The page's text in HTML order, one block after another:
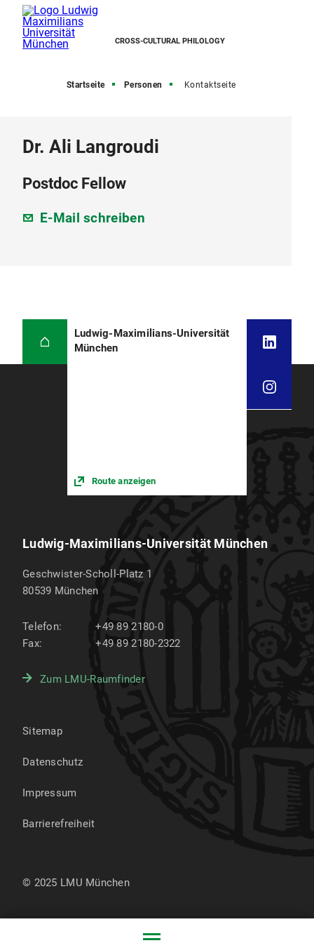
CROSS-CULTURAL PHILOLOGY
Startseite Personen Kontaktseite
Dr. Ali Langroudi
Postdoc Fellow
E-Mail schreiben
Ludwig-Maximilians-Universität
München
Route anzeigen
Ludwig-Maximilians-Universität München
Geschwister-Scholl-Platz 1
80539 München
Telefon:
+49 89 2180-0
Fax:
+49 89 2180-2322
Zum LMU-Raumfinder
Sitemap
Datenschutz
Impressum
Barrierefreiheit
© 2025 LMU München